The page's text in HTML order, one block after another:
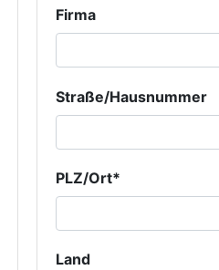
Firma
Straße/Hausnummer
PLZ/Ort*
Land